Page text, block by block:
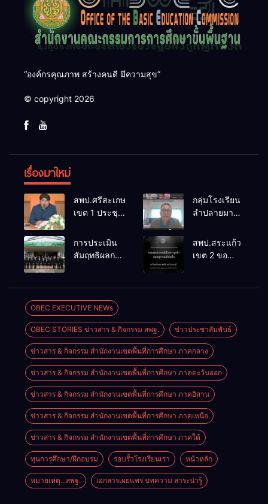
“องค์กรคุณภาพ สร้างคนดี มีความสุข”
© copyright 2026
เรื่องมาใหม่
สพป.ศรีสะเกษ
เขต 1 ประชุม
จัดการ
แข่งขันงาน
ศิลปหัตถกรรม
74 ปีการ
ศึกษา 2569
กลุ่มโรงเรียน
ลำปลายมาศ
เคลื่อน RT,
NT, O-NET
การประเมิน
สัมฤทธิผลการ
ศึกษา
ตำแหน่ง รอง
ผู้อำนวยการ
สถานศึกษา
สพป.สระแก้ว
เขต 2 ขอ
OBEC EXECUTIVE NEWs
OBEC STORIES ข่าวสาร & กิจกรรม สพฐ. ข่าวประชาสัมพันธ์
ข่าวสาร & กิจกรรม สำนักงานเขตพื้นที่การศึกษา ภาคกลาง
ข่าวสาร & กิจกรรม สำนักงานเขตพื้นที่การศึกษา ภาคตะวันออก
ข่าวสาร & กิจกรรม สำนักงานเขตพื้นที่การศึกษา ภาคอิสาน
ข่าวสาร & กิจกรรม สำนักงานเขตพื้นที่การศึกษา ภาคเหนือ
ข่าวสาร & กิจกรรม สำนักงานเขตพื้นที่การศึกษา ภาคใต้
ทุนการศึกษา/ฝึกอบรม รอบรั้วโรงเรียนเรา หน้าหลัก
หมายเหตุ...สพฐ. เอกสารเผยแพร่ บทความ สาระน่ารู้